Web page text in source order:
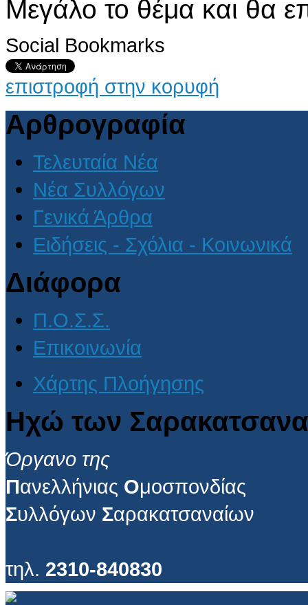
Μεγάλο το θέμα και θα
Social Bookmarks
επιστροφή στην κορυφή
Αρθρογραφία
Τελευταία Νέα
Νέα Συλλόγων
Γενικά Άρθρα
Ειδήσεις - Σχόλια - Κοινωνικά
Διάφορα
Π.Ο.Σ.Σ.
Επικοινωνία
Χάρτης Πλοήγησης
Ηχώ των
Όργανο της
Πανελλήνιας Ομοσπονδίας
Συλλόγων Σαρακατσαναίων
τηλ. 2310-840830